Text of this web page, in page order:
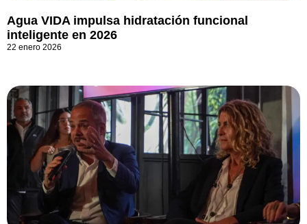
Agua VIDA impulsa hidratación funcional
inteligente en 2026
22 enero 2026